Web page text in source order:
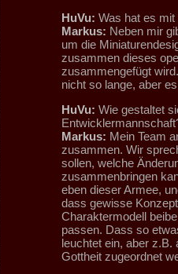
HuVu: Was hat es mit
Markus: Neben mir
um die
zusammen dieses
zusammengefügt
nicht so lange, aber
HuVu: Wie gestaltet
Markus: Mein Team
zusammen. Wir
sollen, welche
zusammenbringen
eben dieser Armee,
dass gewisse
Charaktermodell
passen. Dass so
leuchtet ein, aber
Gottheit zugeordnet